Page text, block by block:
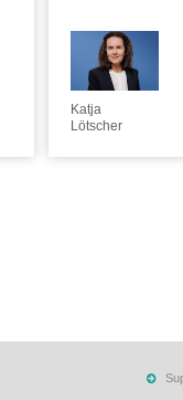
Katja
Lötscher